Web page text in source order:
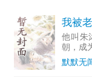
我被
他叫朱
朝，成
系统。
雪龙骑
默默无